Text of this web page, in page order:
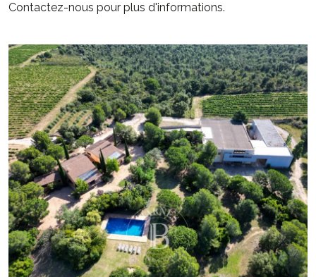
Contactez-nous pour plus d'informations.